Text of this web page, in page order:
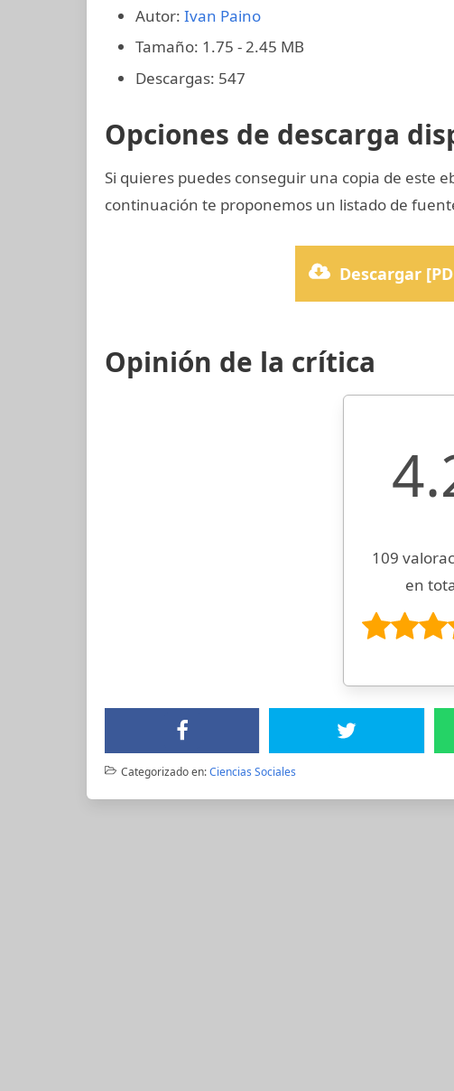
Autor: Ivan Paino
Tamaño: 1.75 - 2.45 MB
Descargas: 547
Opciones de descarga
Si quieres puedes conseguir una copia de este
continuación te proponemos un listado de
Descargar
Opinión de la crítica
109
en
Categorizado en:Ciencias Sociales